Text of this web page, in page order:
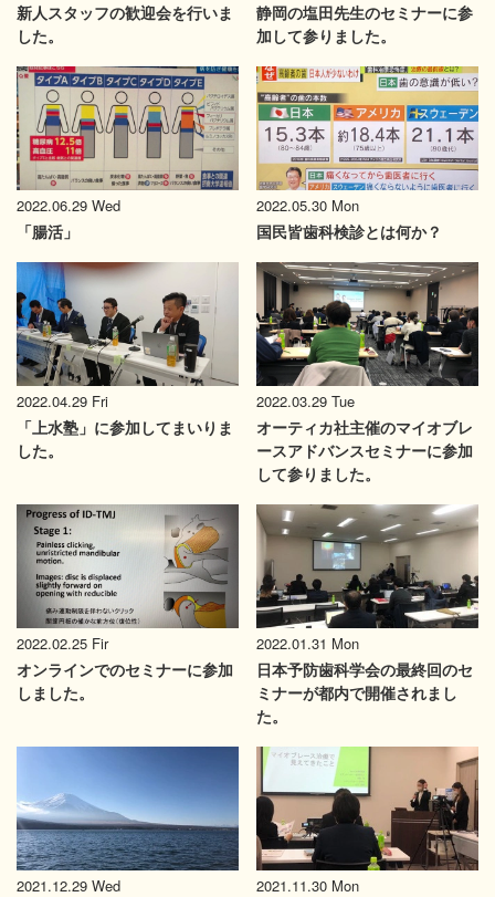
新人スタッフの歓迎会を行いま
した。
静岡の塩田先生のセミナーに参
加して参りました。
2022.06.29 Wed
「腸活」
2022.05.30 Mon
国民皆歯科検診とは何か？
2022.04.29 Fri
「上水塾」に参加してまいりま
した。
2022.03.29 Tue
オーティカ社主催のマイオブレ
ースアドバンスセミナーに参加
して参りました。
2022.02.25 Fir
オンラインでのセミナーに参加
しました。
2022.01.31 Mon
日本予防歯科学会の最終回のセ
ミナーが都内で開催されまし
た。
2021.12.29 Wed 2021.11.30 Mon